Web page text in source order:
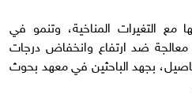
مع التغيرات المناخية، وتنمو في
ضد ارتفاع وانخفاض درجات
بجهد الباحثين في معهد بحوث